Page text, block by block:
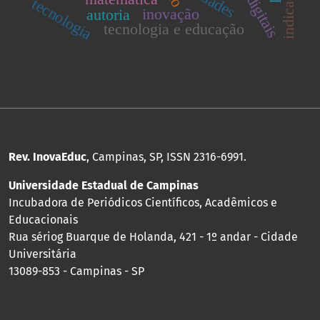
tecnologia e educação
tecnologia inovação
autoria
Rev. InovaEduc, Campinas, SP, ISSN 2316-6991.
Universidade Estadual de Campinas
Incubadora de Periódicos Científicos, Acadêmicos e
Educacionais
Rua sériog Buarque de Holanda, 421 - 1º andar - Cidade
Universitária
13089-853 - Campinas - SP